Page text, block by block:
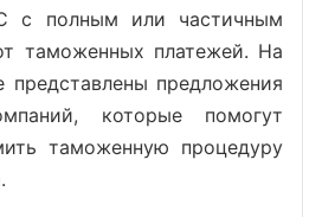
с полным или частичным
таможенных платежей. На
представлены предложения
которые помогут
таможенную процедуру
.